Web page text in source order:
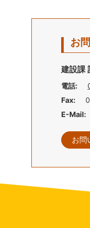
お
建設課
電話:
Fax:
E-Mail:
お問